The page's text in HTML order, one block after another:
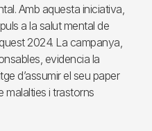
Amb aquesta iniciativa,
a la salut mental de
2024. La campanya,
evidencia la
d’assumir el seu paper
malalties i trastorns